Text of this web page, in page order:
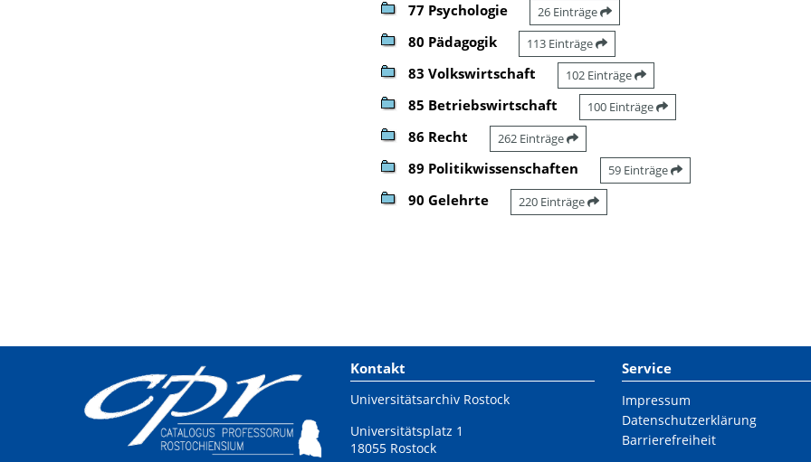
77 Psychologie 26 Einträge
80 Pädagogik 113 Einträge
83 Volkswirtschaft 102 Einträge
85 Betriebswirtschaft 100 Einträge
86 Recht 262 Einträge
89 Politikwissenschaften 59 Einträge
90 Gelehrte 220 Einträge
Kontakt
Universitätsarchiv Rostock
Universitätsplatz 1
18055 Rostock
Service
Impressum
Datenschutzerklärung
Barrierefreiheit